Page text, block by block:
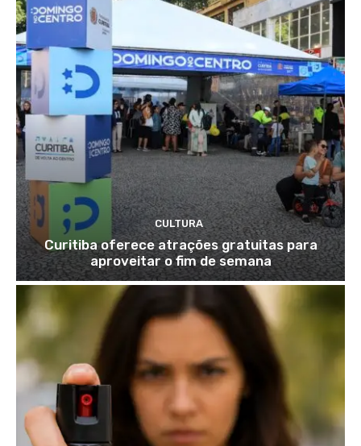
CULTURA
Curitiba oferece atrações gratuitas para
aproveitar o fim de semana